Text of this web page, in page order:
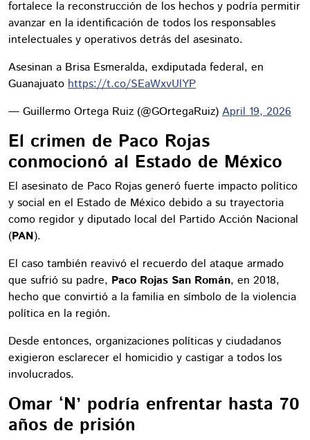
fortalece la reconstrucción de los hechos y podría permitir
avanzar en la identificación de todos los responsables
intelectuales y operativos detrás del asesinato.
Asesinan a Brisa Esmeralda, exdiputada federal, en
Guanajuato https://t.co/SEaWxvUlYP
— Guillermo Ortega Ruiz (@GOrtegaRuiz) April 19, 2026
El crimen de Paco Rojas
conmocionó al Estado de México
El asesinato de Paco Rojas generó fuerte impacto político
y social en el Estado de México debido a su trayectoria
como regidor y diputado local del Partido Acción Nacional
(PAN).
El caso también reavivó el recuerdo del ataque armado
que sufrió su padre, Paco Rojas San Román, en 2018,
hecho que convirtió a la familia en símbolo de la violencia
política en la región.
Desde entonces, organizaciones políticas y ciudadanos
exigieron esclarecer el homicidio y castigar a todos los
involucrados.
Omar ‘N’ podría enfrentar hasta 70
años de prisión